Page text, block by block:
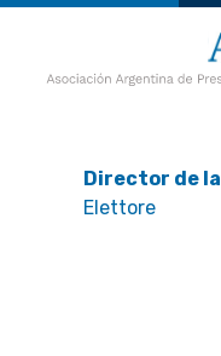
Director de
Elettore